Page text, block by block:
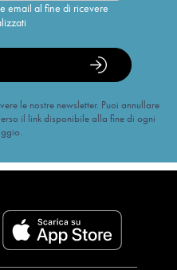
email al fine di ricevere
le nostre newsletter. Puoi annullare
il link disponibile alla fine di ogni